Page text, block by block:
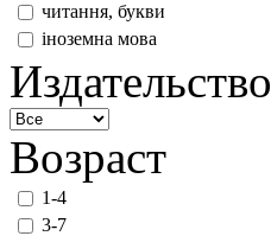
читання, букви
іноземна мова
Издательство
Возраст
1-4
3-7